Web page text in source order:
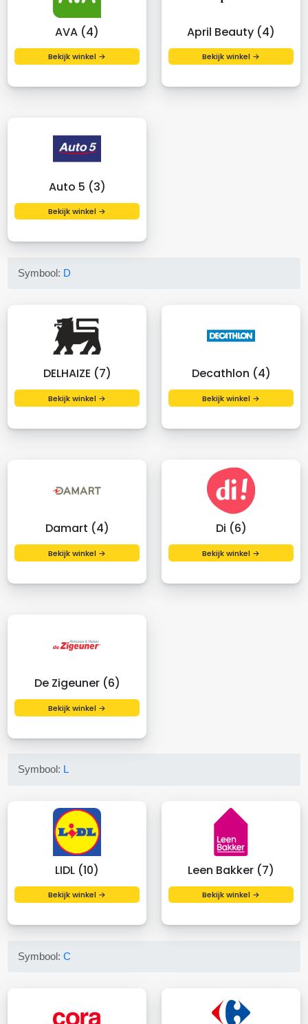
AVA (4)
Bekijk winkel →
April Beauty (4)
Bekijk winkel →
Auto 5 (3)
Bekijk winkel →
Symbool: D
DELHAIZE (7)
Bekijk winkel →
Decathlon (4)
Bekijk winkel →
Damart (4)
Bekijk winkel →
Di (6)
Bekijk winkel →
De Zigeuner (6)
Bekijk winkel →
Symbool: L
LIDL (10)
Bekijk winkel →
Leen Bakker (7)
Bekijk winkel →
Symbool:C